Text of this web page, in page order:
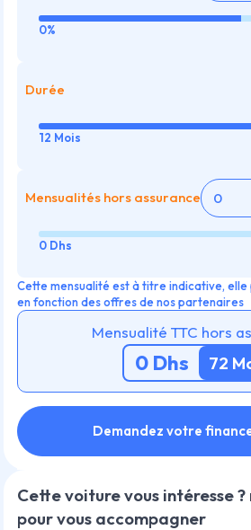
0%
Durée
12 Mois
Mensualités hors assurance
0 Dhs
Cette mensualité est à titre indicative,
en fonction des offres de nos partenaires
Mensualité TTC hors
0Dhs 72
Demandez votre
Cette voiture vous intéresse ?
pour vous accompagner